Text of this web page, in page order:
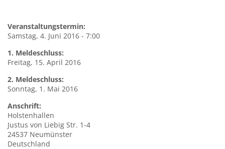
Veranstaltungstermin:
Samstag, 4. Juni 2016 - 7:00
1. Meldeschluss:
Freitag, 15. April 2016
2. Meldeschluss:
Sonntag, 1. Mai 2016
Anschrift:
Holstenhallen
Justus von Liebig Str. 1-4
24537 Neumünster
Deutschland